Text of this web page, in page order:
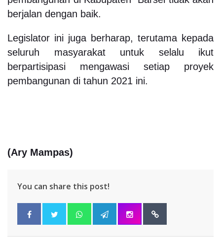
berjalan dengan baik.
Legislator ini juga berharap, terutama kepada
seluruh masyarakat untuk selalu ikut
berpartisipasi mengawasi setiap proyek
pembangunan di tahun 2021 ini.
(Ary Mampas)
You can share this post!